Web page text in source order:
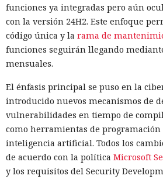
funciones ya integradas pero aún
con la versión 24H2. Este enfoque
código única y la rama de
funciones seguirán llegando
mensuales.
El énfasis principal se puso en la
introducido nuevos mecanismos de
vulnerabilidades en tiempo de
como herramientas de
inteligencia artificial. Todos los
de acuerdo con la política Microsoft
y los requisitos del Security